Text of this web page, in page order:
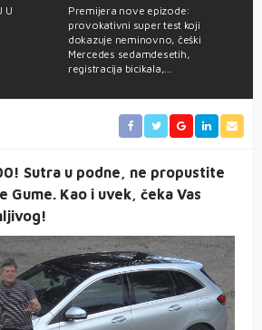
U
Premijera nove epizode:
provokativni super test koji
dokazuje neminovno, češki
Mercedes sedamdesetih,
registracija bicikala,…
Sutra u podne, ne propustite
Gume. Kao i uvek, čeka Vas